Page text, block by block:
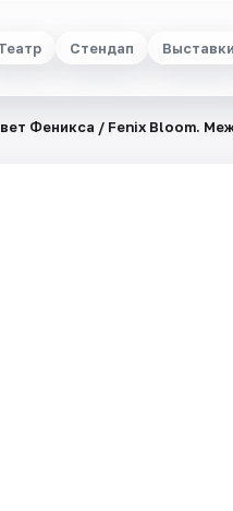
Стендап Выставки
Феникса / Fenix Bloom.